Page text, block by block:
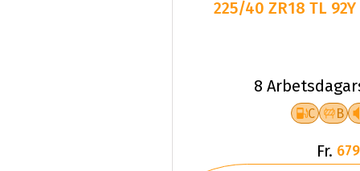
225/40 ZR18 TL 92Y
8
C B
Fr.